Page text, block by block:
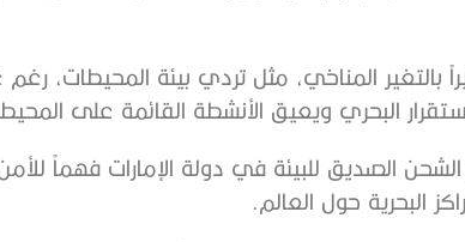
بالتغير المناخي، مثل تردي بيئة المحيطات،
البحري ويعيق الأنشطة القائمة على
الصديق للبيئة في دولة الإمارات فهماً
البحرية حول العالم.